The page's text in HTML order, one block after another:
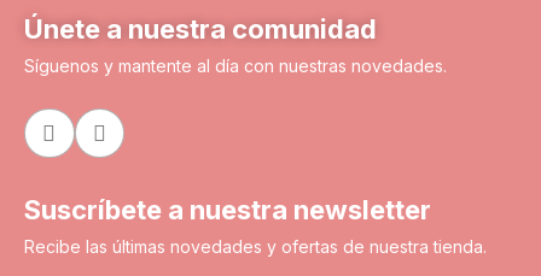
Únete a nuestra comunidad
Síguenos y mantente al día con nuestras novedades.
Suscríbete a nuestra newsletter
Recibe las últimas novedades y ofertas de nuestra tienda.